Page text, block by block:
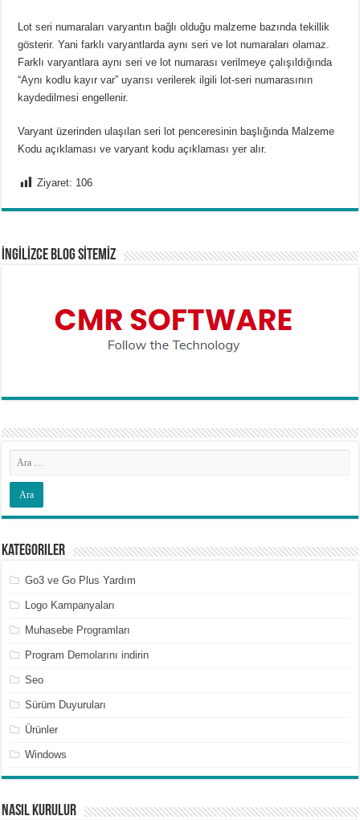
Lot seri numaraları varyantın bağlı olduğu malzeme bazında tekillik
gösterir. Yani farklı varyantlarda aynı seri ve lot numaraları olamaz.
Farklı varyantlara aynı seri ve lot numarası verilmeye çalışıldığında
“Aynı kodlu kayır var” uyarısı verilerek ilgili lot-seri numarasının
kaydedilmesi engellenir.
Varyant üzerinden ulaşılan seri lot penceresinin başlığında Malzeme
Kodu açıklaması ve varyant kodu açıklaması yer alır.
Ziyaret: 106
İNGİLİZCE BLOG SİTEMİZ
Kategoriler
Go3 ve Go Plus Yardım
Logo Kampanyaları
Muhasebe Programları
Program Demolarını indirin
Seo
Sürüm Duyuruları
Ürünler
Windows
Nasıl Kurulur